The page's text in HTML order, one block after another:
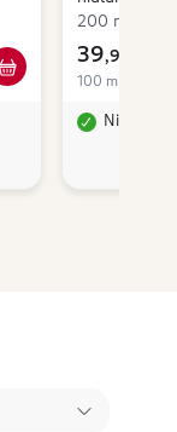
200 ml
39,99 zł
100 ml =